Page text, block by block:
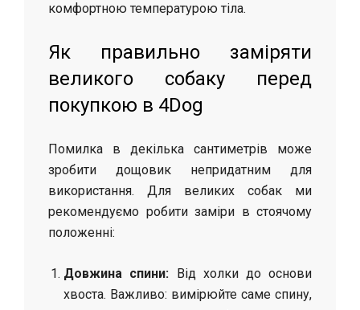
комфортною температурою тіла.
Як правильно заміряти
великого собаку перед
покупкою в 4Dog
Помилка в декілька сантиметрів може
зробити дощовик непридатним для
використання. Для великих собак ми
рекомендуємо робити заміри в стоячому
положенні:
Довжина спини: Від холки до основи
хвоста. Важливо: вимірюйте саме спину,